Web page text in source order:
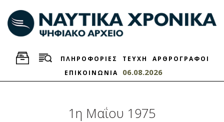
ΠΛΗΡΟΦΟΡΙΕΣ ΤΕΥΧΗ
ΑΡΘΡΟΓΡΑΦΟΙ
ΕΠΙΚΟΙΝΩΝΙΑ
06.08.2026
1η Μαΐου 1975